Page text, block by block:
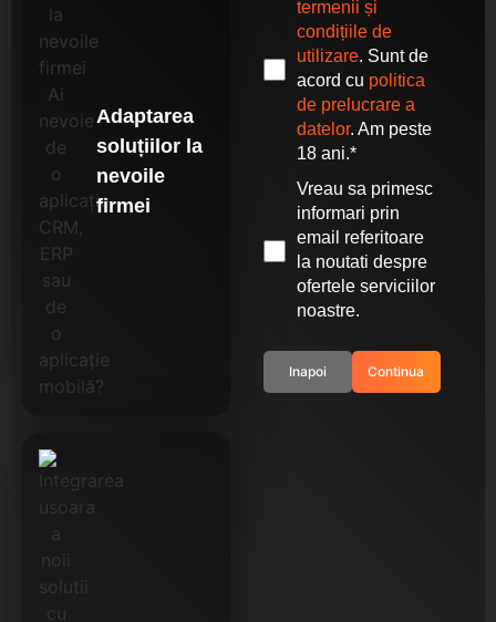
Adaptarea
soluțiilor la
nevoile
firmei
termenii și
condițiile de
utilizare. Sunt de
acord cu politica
de prelucrare a
datelor. Am peste
18 ani.*
Vreau sa primesc
informari prin
email referitoare
la noutati despre
ofertele serviciilor
noastre.
Inapoi Continua